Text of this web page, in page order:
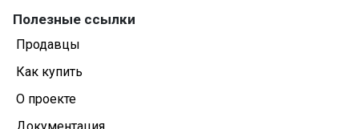
Полезные ссылки
Продавцы
Как купить
О проекте